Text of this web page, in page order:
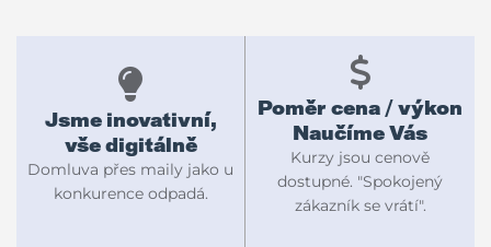
Jsme inovativní,
vše digitálně
Domluva přes maily jako u
konkurence odpadá.
Poměr cena / výkon
Naučíme Vás
Kurzy jsou cenově
dostupné. "Spokojený
zákazník se vrátí".